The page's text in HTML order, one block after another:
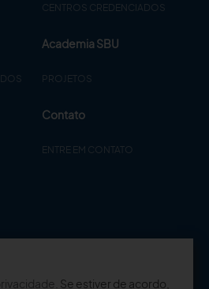
CENTROS CREDENCIADOS
Academia SBU
PROJETOS
Contato
ENTRE EM CONTATO
. Se estiver de acordo,